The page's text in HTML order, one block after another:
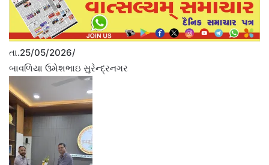
તા.25/05/2026/
બાવળિયા ઉમેશભાઇ સુરેન્દ્રનગર